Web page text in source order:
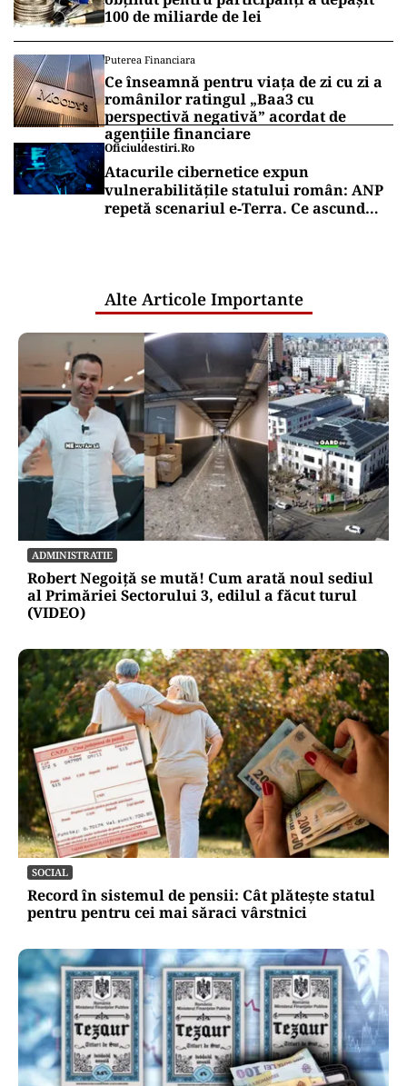
100 de miliarde de lei
Puterea Financiara
Ce înseamnă pentru viața de zi cu zi a
românilor ratingul „Baa3 cu
perspectivă negativă” acordat de
agențiile financiare
Oficiuldestiri.ro
Atacurile cibernetice expun
vulnerabilitățile statului român: ANP
repetă scenariul e‑Terra. Ce ascund
Alte Articole Importante
ADMINISTRATIE
Robert Negoiță se mută! Cum arată noul sediul
al Primăriei Sectorului 3, edilul a făcut turul
(VIDEO)
SOCIAL
Record în sistemul de pensii: Cât plătește statul
pentru pentru cei mai săraci vârstnici